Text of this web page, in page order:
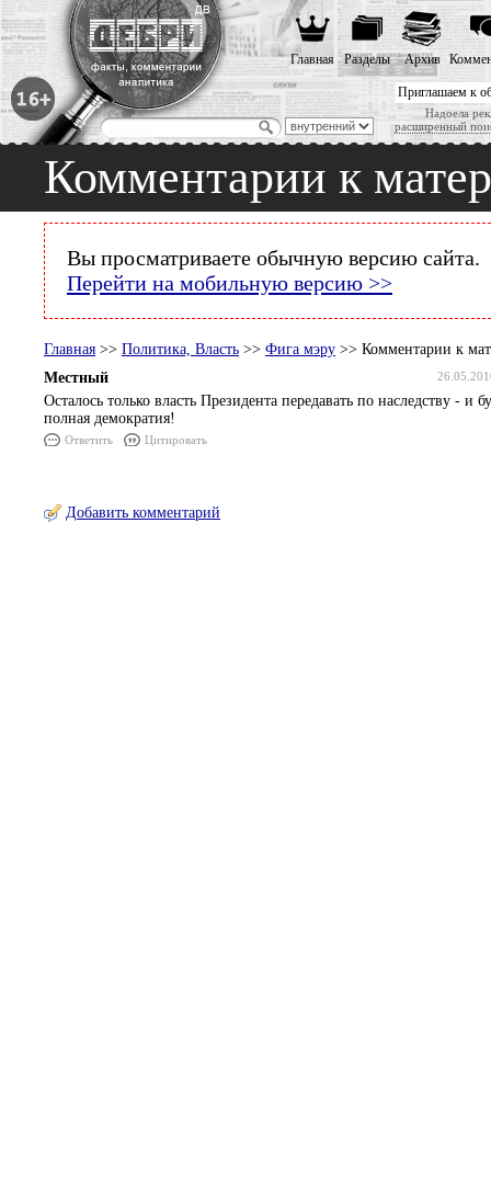
Приглашаем к
Надоела
расширенный
Главная Разделы Архив
Комментарии к
Вы просматриваете обычную версию сайта.
Перейти на мобильную версию >>
Главная >> Политика, Власть >> Фига мэру >> Комментарии к
Местный
Осталось только власть Президента передавать по наследству - и
полная демократия!
Ответить Цитировать
Добавить комментарий